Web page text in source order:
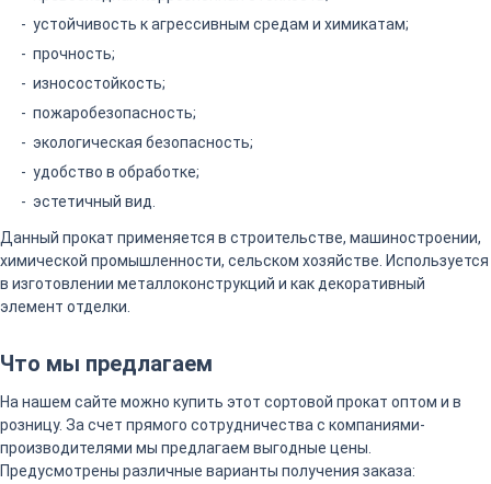
устойчивость к агрессивным средам и химикатам;
прочность;
износостойкость;
пожаробезопасность;
экологическая безопасность;
удобство в обработке;
эстетичный вид.
Данный прокат применяется в строительстве, машиностроении,
химической промышленности, сельском хозяйстве. Используется
в изготовлении металлоконструкций и как декоративный
элемент отделки.
Что мы предлагаем
На нашем сайте можно купить этот сортовой прокат оптом и в
розницу. За счет прямого сотрудничества с компаниями-
производителями мы предлагаем выгодные цены.
Предусмотрены различные варианты получения заказа: